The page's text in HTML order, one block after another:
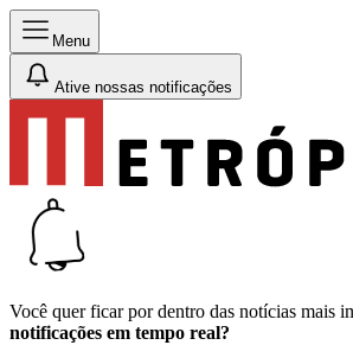
Menu
Ative nossas notificações
Você quer ficar por dentro das notícias mais
notificações em tempo real?